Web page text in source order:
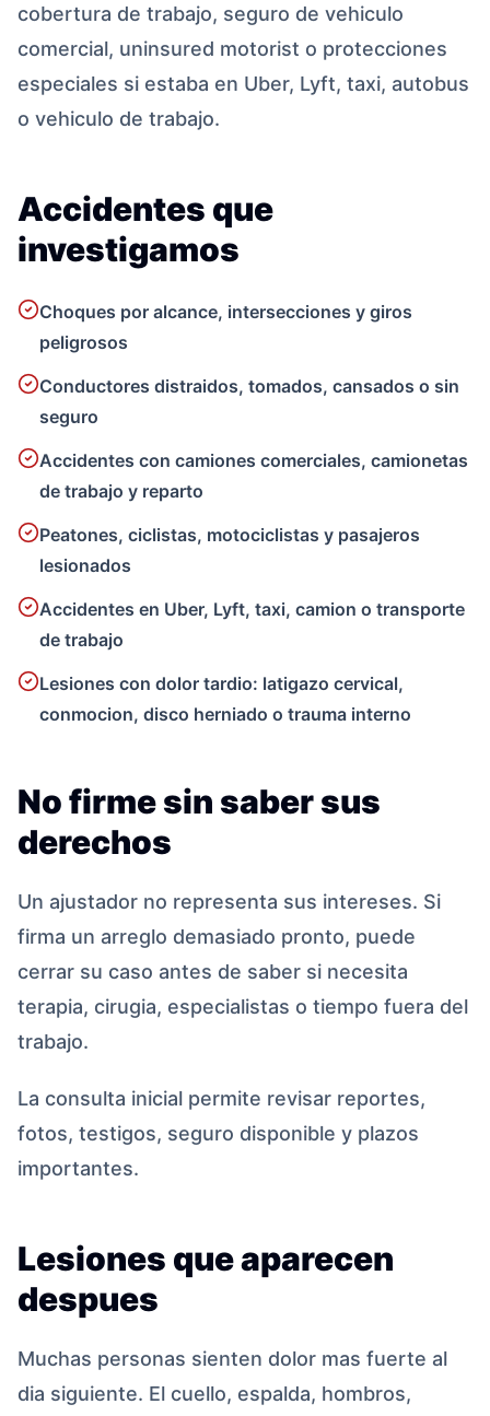
cobertura de trabajo, seguro de vehiculo
comercial, uninsured motorist o protecciones
especiales si estaba en Uber, Lyft, taxi, autobus
o vehiculo de trabajo.
Accidentes que
investigamos
Choques por alcance, intersecciones y giros
peligrosos
Conductores distraidos, tomados, cansados o sin
seguro
Accidentes con camiones comerciales, camionetas
de trabajo y reparto
Peatones, ciclistas, motociclistas y pasajeros
lesionados
Accidentes en Uber, Lyft, taxi, camion o transporte
de trabajo
Lesiones con dolor tardio: latigazo cervical,
conmocion, disco herniado o trauma interno
No firme sin saber sus
derechos
Un ajustador no representa sus intereses. Si
firma un arreglo demasiado pronto, puede
cerrar su caso antes de saber si necesita
terapia, cirugia, especialistas o tiempo fuera del
trabajo.
La consulta inicial permite revisar reportes,
fotos, testigos, seguro disponible y plazos
importantes.
Lesiones que aparecen
despues
Muchas personas sienten dolor mas fuerte al
dia siguiente. El cuello, espalda, hombros,